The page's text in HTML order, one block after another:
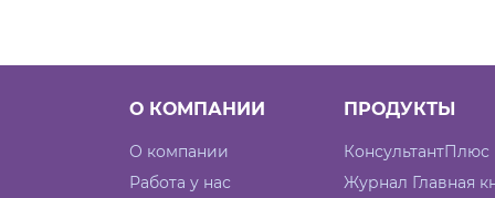
О КОМПАНИИ
О компании
Работа у нас
ПРОДУКТЫ
КонсультантПлюс
Журнал Главная